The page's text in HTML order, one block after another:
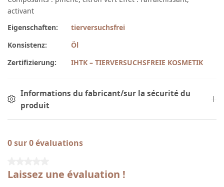
activant
Eigenschaften:
tierversuchsfrei
Konsistenz:
Öl
Zertifizierung:
IHTK – TIERVERSUCHSFREIE KOSMETIK
Informations du fabricant/sur la sécurité du
produit
0 sur 0 évaluations
Laissez une évaluation !